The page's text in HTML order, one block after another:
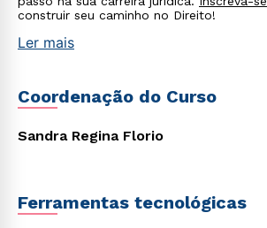
construir seu caminho no Direito!
Ler mais
Coordenação do Curso
Sandra Regina Florio
Ferramentas tecnológicas